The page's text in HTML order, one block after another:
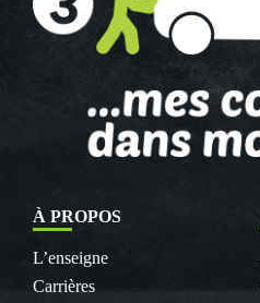
À PROPOS
L’enseigne
Carrières